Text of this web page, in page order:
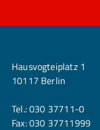
Hausvogteiplatz 1
10117 Berlin
Tel.:030 37711-0
Fax: 030 37711999